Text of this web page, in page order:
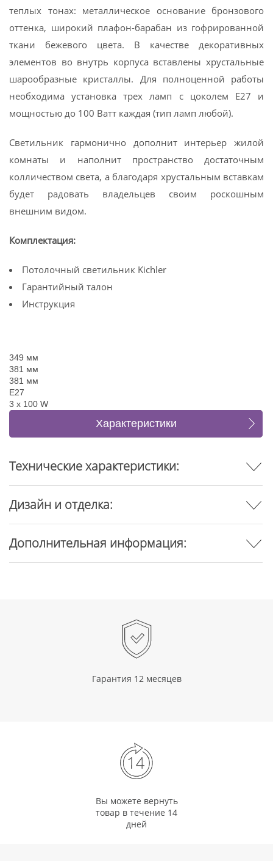
теплых тонах: металлическое основание бронзового
оттенка, широкий плафон-барабан из гофрированной
ткани бежевого цвета. В качестве декоративных
элементов во внутрь корпуса вставлены хрустальные
шарообразные кристаллы. Для полноценной работы
необходима установка трех ламп с цоколем E27 и
мощностью до 100 Ватт каждая (тип ламп любой).
Светильник гармонично дополнит интерьер жилой
комнаты и наполнит пространство достаточным
колличеством света, а благодаря хрустальным вставкам
будет радовать владельцев своим роскошным
внешним видом.
Комплектация:
Потолочный светильник Kichler
Гарантийный талон
Инструкция
349 мм
381 мм
381 мм
E27
3 x 100 W
Характеристики
Отзывы
Технические характеристики:
Дизайн и отделка:
Дополнительная информация:
Гарантия 12 месяцев
Вы можете вернуть
товар в течение 14
дней